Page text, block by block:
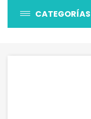
CATEGORÍAS